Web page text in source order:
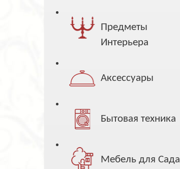
Предметы
Интерьера
Аксессуары
Бытовая техника
Мебель для Сада